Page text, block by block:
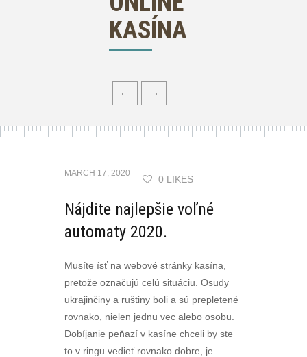
KASÍNA
MARCH 17, 2020
0 LIKES
Nájdite najlepšie voľné
automaty 2020.
Musíte ísť na webové stránky kasína,
pretože označujú celú situáciu. Osudy
ukrajinčiny a ruštiny boli a sú prepletené
rovnako, nielen jednu vec alebo osobu.
Dobíjanie peňazí v kasíne chceli by ste
to v ringu vedieť rovnako dobre, je